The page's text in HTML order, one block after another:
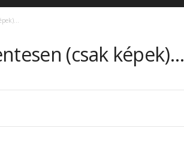
(csak képek)…